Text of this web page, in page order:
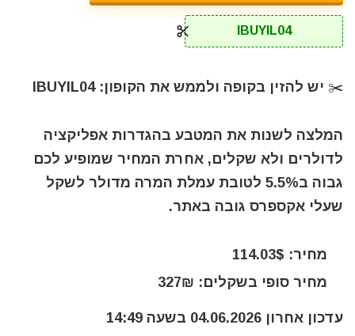
IBUYIL04
✂️ יש להזין בקופה ולממש את הקופון: IBUYIL04
המלצה לשנות את המטבע בהגדרות אפליקציה
לדולרים ולא שקלים, אחרת המחיר שמופיע לכם
גבוה ב5.5% לטובת עמלת המרה מדולר לשקל
שעלי אקספרס גובה באתר.
מחיר: 114.03$
מחיר סופי בשקלים: 327₪
עדכון אחרון 04.06.2026 בשעה 14:49